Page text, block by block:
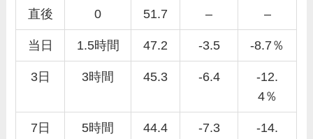
直後 0 51.7 – –
当日 1.5時間 47.2 -3.5 -8.7％
3日 3時間 45.3 -6.4
-12.
4％
7日 5時間 44.4 -7.3
-14.